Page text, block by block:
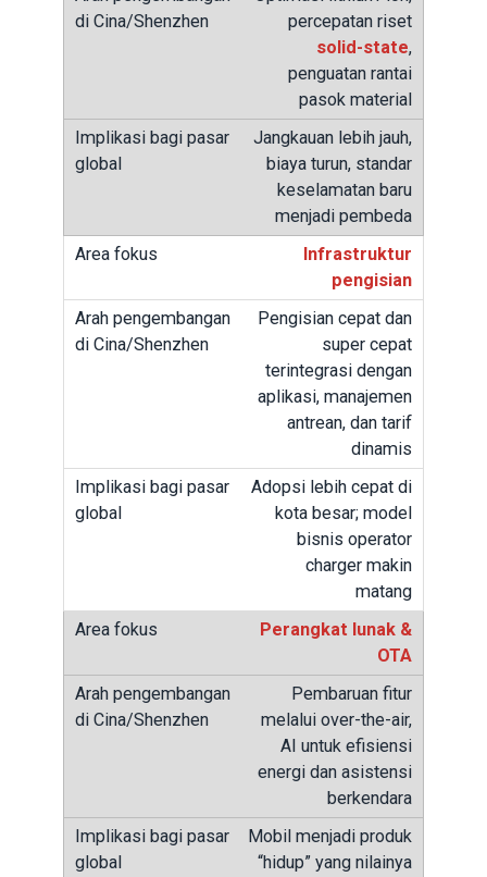
percepatan riset
solid-state,
penguatan rantai
pasok material
Jangkauan lebih jauh,
biaya turun, standar
keselamatan baru
menjadi pembeda
Infrastruktur
pengisian
Pengisian cepat dan
super cepat
terintegrasi dengan
aplikasi, manajemen
antrean, dan tarif
dinamis
Adopsi lebih cepat di
kota besar; model
bisnis operator
charger makin
matang
Perangkat lunak &
OTA
Pembaruan fitur
melalui over-the-air,
AI untuk efisiensi
energi dan asistensi
berkendara
Mobil menjadi produk
“hidup” yang nilainya